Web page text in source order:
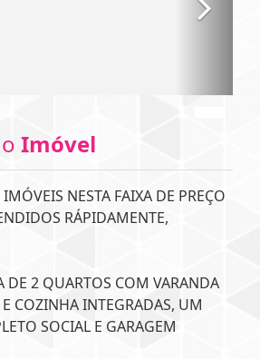
Imóvel
NESTA FAIXA DE PREÇO
RÁPIDAMENTE,
DE 2 QUARTOS COM VARANDA
COZINHA INTEGRADAS, UM
SOCIAL E GARAGEM